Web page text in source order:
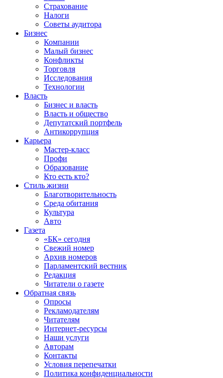
Страхование
Налоги
Советы аудитора
Бизнес
Компании
Малый бизнес
Конфликты
Торговля
Исследования
Технологии
Власть
Бизнес и власть
Власть и общество
Депутатский портфель
Антикоррупция
Карьера
Мастер-класс
Профи
Образование
Кто есть кто?
Стиль жизни
Благотворительность
Среда обитания
Культура
Авто
Газета
«БК» сегодня
Свежий номер
Архив номеров
Парламентский вестник
Редакция
Читатели о газете
Обратная связь
Опросы
Рекламодателям
Читателям
Интернет-ресурсы
Наши услуги
Авторам
Контакты
Условия перепечатки
Политика конфиденциальности